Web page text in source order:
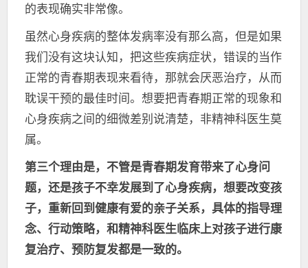
的表现确实非常像。
虽然心身疾病的整体发病率没有那么高，但是如果
我们没有这块认知，把这些疾病症状，错误的当作
正常的青春期表现来看待，那就会厌恶治疗，从而
耽误干预的最佳时间。想要把青春期正常的现象和
心身疾病之间的细微差别说清楚，非精神科医生莫
属。
第三个理由是，不管是青春期发育带来了心身问
题，还是孩子不幸发展到了心身疾病，想要改变孩
子，重新回到健康有爱的亲子关系，具体的指导理
念、行动策略，和精神科医生临床上对孩子进行康
复治疗、预防复发都是一致的。